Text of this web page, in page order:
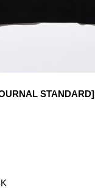
STANDARD]